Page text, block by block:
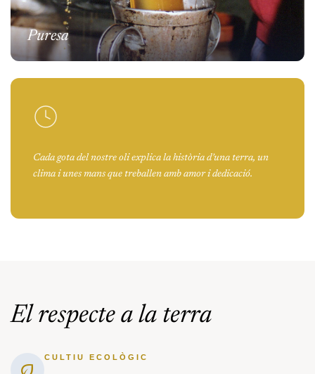
Puresa
Cada gota del nostre oli explica la història d’una terra, un
clima i unes mans que treballen amb amor i dedicació.
El respecte a la terra
eco
CULTIU ECOLÒGIC